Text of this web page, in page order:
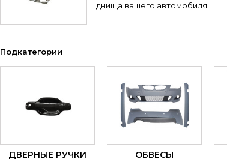
днища вашего автомобиля.
Подкатегории
ДВЕРНЫЕ РУЧКИ ОБВЕСЫ